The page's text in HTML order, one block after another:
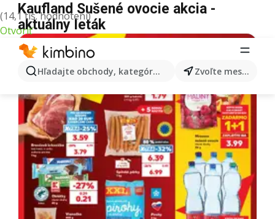
(14,1 tis. hodnotení)
Otvoriť
Hľadajte obchody, kategórie, produkty... Zvoľte mesto
Kaufland Sušené ovocie akcia -
aktuálny leták